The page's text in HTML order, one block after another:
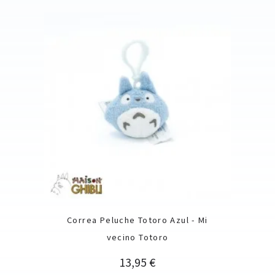
Correa Peluche Totoro Azul - Mi
vecino Totoro
Precio
13,95 €